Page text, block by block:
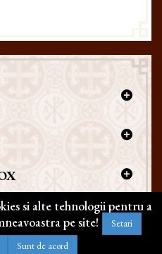
Toate drepturile rezervate
si alte tehnologii pentru a
pe site!
Setari
Sunt de acord